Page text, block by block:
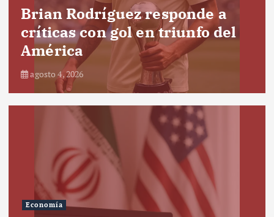
Brian Rodríguez responde a
críticas con gol en triunfo del
América
agosto 4, 2026
Economía